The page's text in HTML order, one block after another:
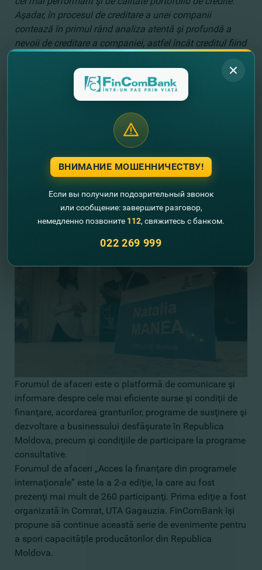
Aşadar, în procesul de creditare a unei companii
contează în primul rând analiza atentă şi profundă a
nevoii de creditare a companiei, astfel încât creditul fiind
declară Victor Hvorostovschii, preşedintele
comitetului de conducere al băncii FinComBank.
Forumul de afaceri este o platformă de comunicare şi
informare despre cele mai eficiente surse şi condiţii de
finanţare, acordarea granturilor, programe de susţinere şi
dezvoltare a businessului desfăşurate în Republica
Moldova, precum şi condiţiile de participare la programe
consultative.
Forumul de afaceri „Acces la finanţare din programele
internaţionale” este la a 2-a ediţie, la care au fost
prezenţi mai mult de 260 participanţi. Prima ediţie a fost
organizată în Comrat, UTA Gagauzia. FinComBank îşi
propune să continue această serie de evenimente pentru
a spori capacităţile producătorilor din Republica
Moldova.
ВНИМАНИЕ МОШЕННИЧЕСТВУ!
Если вы получили подозрительный звонок
или сообщение: завершите разговор,
немедленно позвоните 112, свяжитесь с банком.
022 269 999